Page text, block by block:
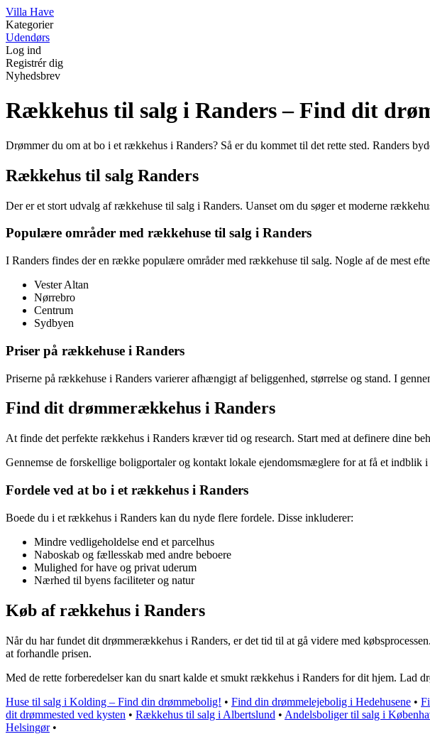
Villa Have
Kategorier
Udendørs
Log ind
Registrér dig
Nyhedsbrev
Rækkehus til salg i Randers – Find dit
Drømmer du om at bo i et rækkehus i Randers? Så er du kommet til det rette sted. Randers
Rækkehus til salg Randers
Der er et stort udvalg af rækkehuse til salg i Randers. Uanset om du søger et moderne
Populære områder med rækkehuse til salg i Randers
I Randers findes der en række populære områder med rækkehuse til salg. Nogle af de mest
Vester Altan
Nørrebro
Centrum
Sydbyen
Priser på rækkehuse i Randers
Priserne på rækkehuse i Randers varierer afhængigt af beliggenhed, størrelse og stand. I
Find dit drømmerækkehus i Randers
At finde det perfekte rækkehus i Randers kræver tid og research. Start med at definere dine
Gennemse de forskellige boligportaler og kontakt lokale ejendomsmæglere for at få et
Fordele ved at bo i et rækkehus i Randers
Boede du i et rækkehus i Randers kan du nyde flere fordele. Disse inkluderer:
Mindre vedligeholdelse end et parcelhus
Naboskab og fællesskab med andre beboere
Mulighed for have og privat uderum
Nærhed til byens faciliteter og natur
Køb af rækkehus i Randers
Når du har fundet dit drømmerækkehus i Randers, er det tid til at gå videre med
at forhandle prisen.
Med de rette forberedelser kan du snart kalde et smukt rækkehus i Randers for dit hjem. Lad
Huse til salg i Kolding – Find din drømmebolig! • Find din drømmelejebolig i Hedehusene •
dit drømmested ved kysten • Rækkehus til salg i Albertslund • Andelsboliger til salg i
Helsingør•